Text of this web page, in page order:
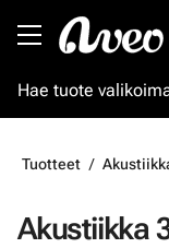
Tuotteet
Akustiikka